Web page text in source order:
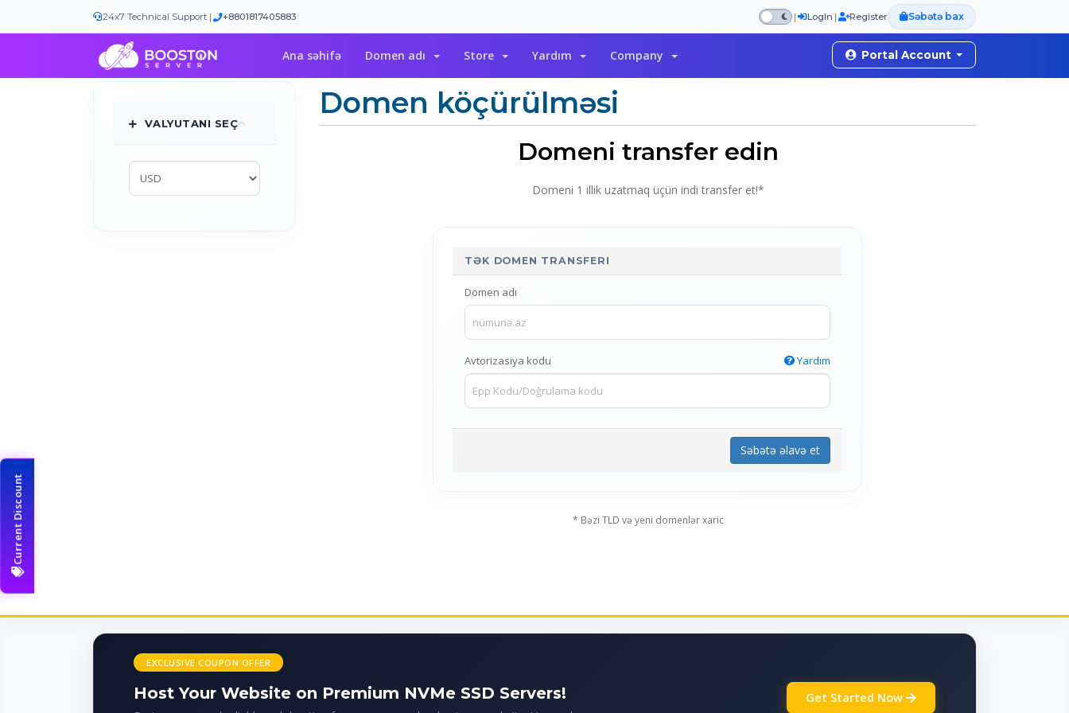
24x7 Technical Support | +8801817405883 | LogIn | Register Səbətə bax
Ana səhifə Domen adı Store Yardım Company Portal Account
Current Discount
VALYUTANI SEÇ
Domen köçürülməsi
Domeni transfer edin
Domeni 1 illik uzatmaq üçün indi transfer et!*
TƏK DOMEN TRANSFERI
Domen adı
Avtorizasiya kodu Yardım
Səbətə əlavə et
* Bəzi TLD və yeni domenlər xaric
EXCLUSIVE COUPON OFFER
Host Your Website on Premium NVMe SSD Servers! Get Started Now